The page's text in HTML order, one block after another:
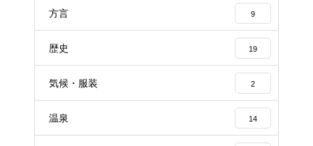
方言 9
歴史 19
気候・服装 2
温泉 14